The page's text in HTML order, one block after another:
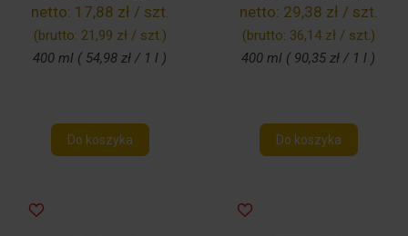
netto: 17,88 zł / szt.
(brutto: 21,99 zł / szt.)
400 ml ( 54,98 zł / 1 l )
Do koszyka
netto: 29,38 zł / szt.
(brutto: 36,14 zł / szt.)
400 ml ( 90,35 zł / 1 l )
Do koszyka